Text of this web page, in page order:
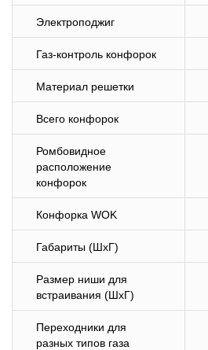
Электроподжиг
Газ-контроль конфорок
Материал решетки
Всего конфорок
Ромбовидное
расположение
конфорок
Конфорка WOK
Габариты (ШхГ)
Размер ниши для
встраивания (ШхГ)
Переходники для
разных типов газа